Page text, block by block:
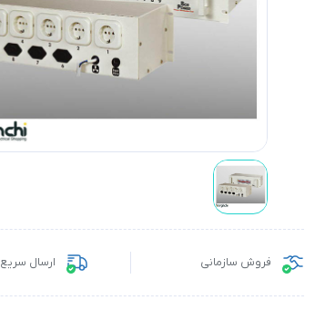
فروش سازمانی ارسال سریع